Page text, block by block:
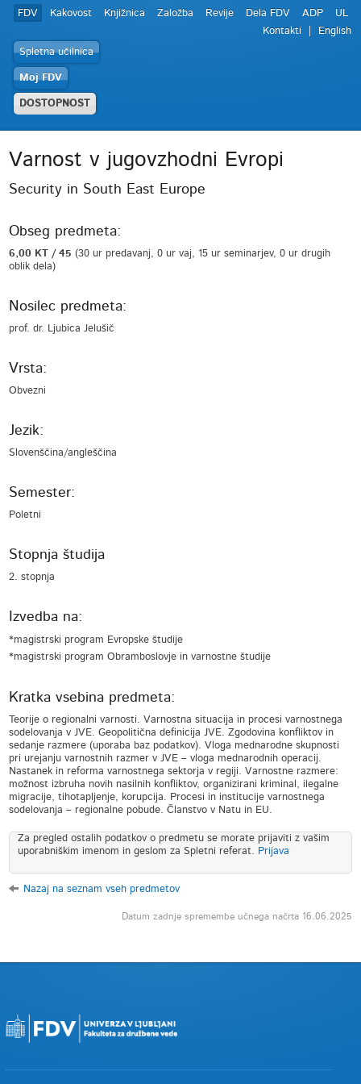
FDV Kakovost Knjižnica Založba Revije Dela FDV ADP
UL
Kontakti
English
Spletna učilnica
Moj FDV
DOSTOPNOST
Varnost v jugovzhodni Evropi
Security in South East Europe
Obseg predmeta:
6,00 KT / 45(30 ur predavanj, 0 ur vaj, 15 ur seminarjev, 0 ur drugih
oblik dela)
Nosilec predmeta:
prof. dr. Ljubica Jelušič
Vrsta:
Obvezni
Jezik:
Slovenščina/angleščina
Semester:
Poletni
Stopnja študija
2. stopnja
Izvedba na:
*magistrski program Evropske študije
*magistrski program Obramboslovje in varnostne študije
Kratka vsebina predmeta:
Teorije o regionalni varnosti. Varnostna situacija in procesi varnostnega
sodelovanja v JVE. Geopolitična definicija JVE. Zgodovina konfliktov in
sedanje razmere (uporaba baz podatkov). Vloga mednarodne skupnosti
pri urejanju varnostnih razmer v JVE – vloga mednarodnih operacij.
Nastanek in reforma varnostnega sektorja v regiji. Varnostne razmere:
možnost izbruha novih nasilnih konfliktov, organizirani kriminal, ilegalne
migracije, tihotapljenje, korupcija. Procesi in institucije varnostnega
sodelovanja – regionalne pobude. Članstvo v Natu in EU.
Za pregled ostalih podatkov o predmetu se morate prijaviti z vašim
uporabniškim imenom in geslom za Spletni referat. Prijava
Nazaj na seznam vseh predmetov
Datum zadnje spremembe učnega načrta 16.06.2025